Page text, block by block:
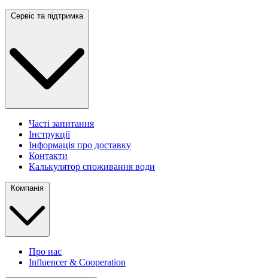
Сервіс та підтримка
Часті запитання
Інструкції
Інформація про доставку
Контакти
Калькулятор споживання води
Компанія
Про нас
Influencer & Cooperation